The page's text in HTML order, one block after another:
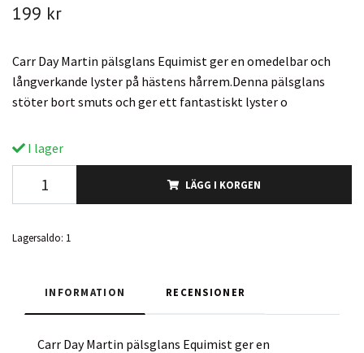
199 kr
Carr Day Martin pälsglans Equimist ger en omedelbar och
långverkande lyster på hästens hårrem.Denna pälsglans
stöter bort smuts och ger ett fantastiskt lyster o
I lager
LÄGG I KORGEN
Lagersaldo: 1
INFORMATION RECENSIONER
Carr Day Martin pälsglans Equimist ger en